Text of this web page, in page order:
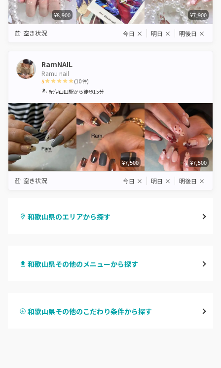
¥8,900 ¥7,900
空き状況 今日 × 明日 × 明後日 ×
RamNAIL
Ramu nail
5
1 2 3 4 5
(10件)
紀伊山田駅から徒歩15分
¥7,500 ¥7,500
空き状況 今日 × 明日 × 明後日 ×
和歌山県のエリアから探す
海南・有田
和歌山県その他のメニューから探す
ハンドスカルプ
和歌山県その他のこだわり条件から探す